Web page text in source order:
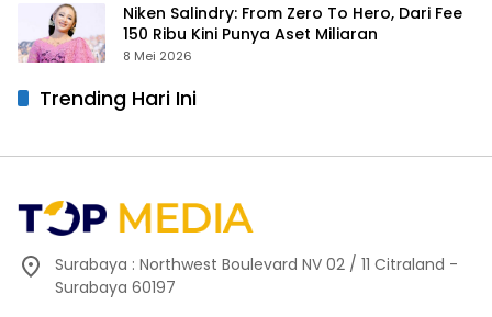
Niken Salindry: From Zero To Hero, Dari Fee
150 Ribu Kini Punya Aset Miliaran
8 Mei 2026
Trending Hari Ini
Surabaya : Northwest Boulevard NV 02 / 11 Citraland -
Surabaya 60197